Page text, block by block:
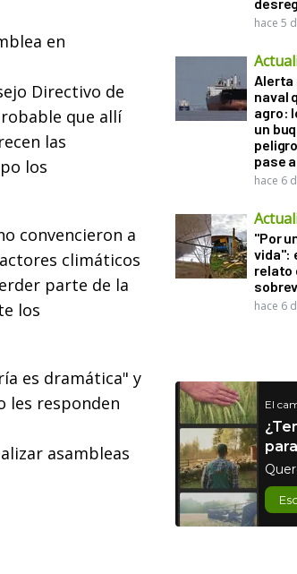
en
Directivo de
que allí
las
los
convencieron a
climáticos
parte de la
los
es dramática" y
les responden
asambleas
hace 5
Alerta
naval
agro:
un
pase
hace 6
"Por
vida":
relato
hace 6
El